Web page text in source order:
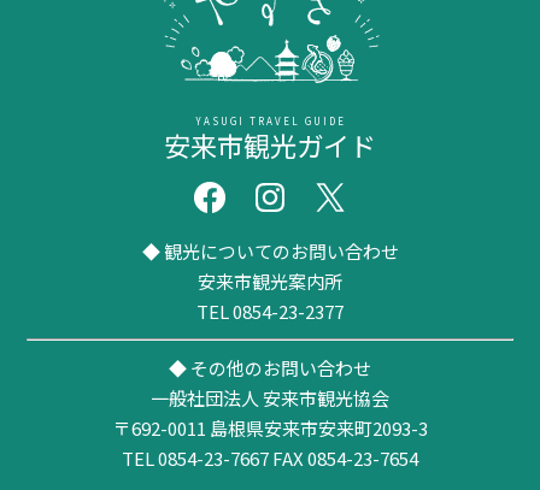
安来市観光ガイド
YASUGI TRAVEL GUIDE
◆ 観光についてのお問い合わせ
安来市観光案内所
TEL 0854-23-2377
◆ その他のお問い合わせ
一般社団法人 安来市観光協会
〒692-0011 島根県安来市安来町2093-3
TEL 0854-23-7667FAX 0854-23-7654